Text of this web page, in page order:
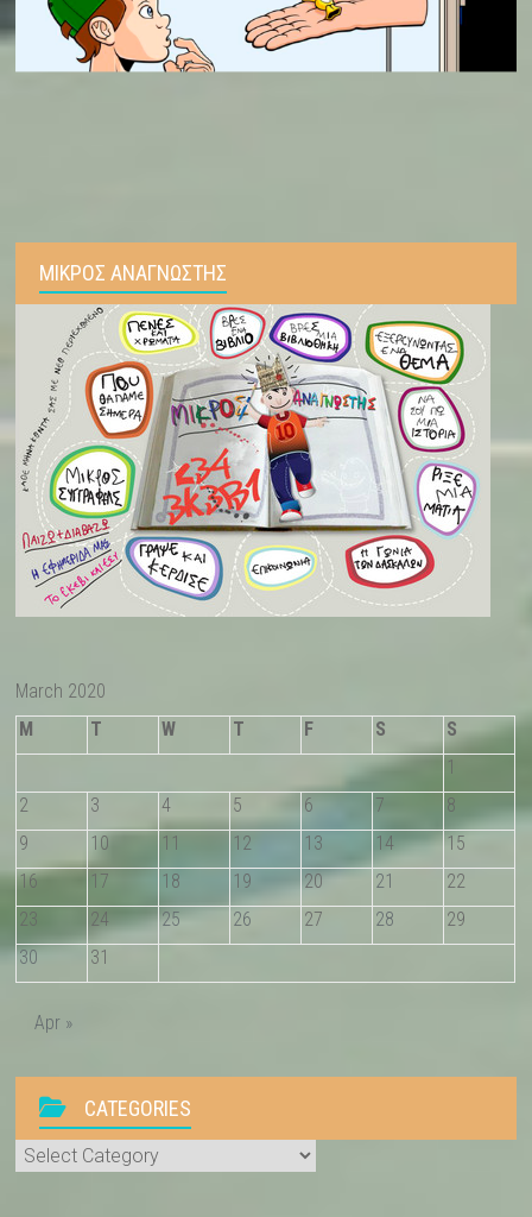
ΜΙΚΡΟΣ ΑΝΑΓΝΩΣΤΗΣ
March 2020
M
T W T F S
S
1
2
3 4 5 6 7
8
9
10 11 12 13 14
15
16
17 18 19 20 21
22
23
24 25 26 27 28
29
30
31
Apr »
CATEGORIES
Categories